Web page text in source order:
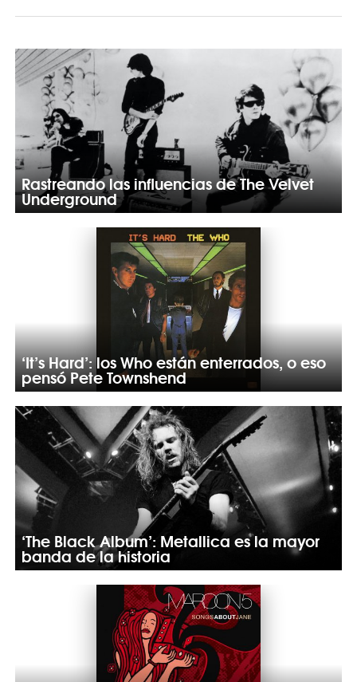
Rastreando las influencias de The Velvet
Underground
‘It’s Hard’: los Who están enterrados, o eso
pensó Pete Townshend
‘The Black Album’: Metallica es la mayor
banda de la historia